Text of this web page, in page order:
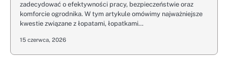
zadecydować o efektywności pracy, bezpieczeństwie oraz
komforcie ogrodnika. W tym artykule omówimy najważniejsze
kwestie związane z łopatami, łopatkami…
15 czerwca, 2026